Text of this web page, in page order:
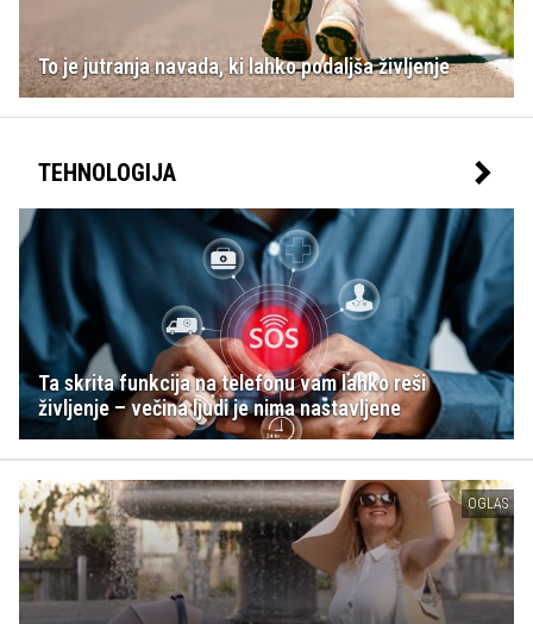
To je jutranja navada, ki lahko podaljša življenje
TEHNOLOGIJA
Ta skrita funkcija na telefonu vam lahko reši
življenje – večina ljudi je nima nastavljene
OGLAS